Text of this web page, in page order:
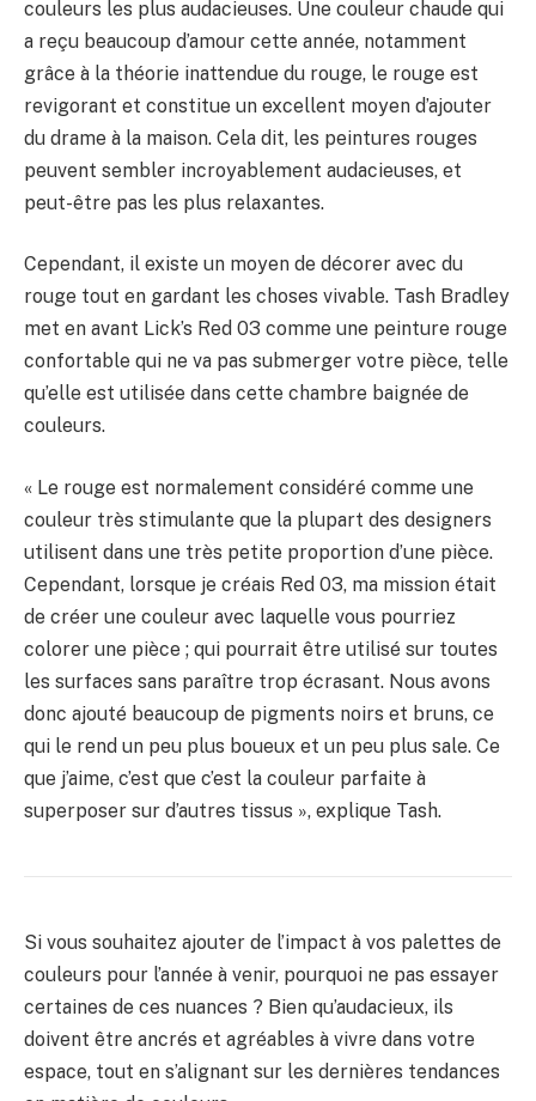
couleurs les plus audacieuses. Une couleur chaude qui
a reçu beaucoup d’amour cette année, notamment
grâce à la théorie inattendue du rouge, le rouge est
revigorant et constitue un excellent moyen d’ajouter
du drame à la maison. Cela dit, les peintures rouges
peuvent sembler incroyablement audacieuses, et
peut-être pas les plus relaxantes.
Cependant, il existe un moyen de décorer avec du
rouge tout en gardant les choses vivable. Tash Bradley
met en avant Lick’s Red 03 comme une peinture rouge
confortable qui ne va pas submerger votre pièce, telle
qu’elle est utilisée dans cette chambre baignée de
couleurs.
« Le rouge est normalement considéré comme une
couleur très stimulante que la plupart des designers
utilisent dans une très petite proportion d’une pièce.
Cependant, lorsque je créais Red 03, ma mission était
de créer une couleur avec laquelle vous pourriez
colorer une pièce ; qui pourrait être utilisé sur toutes
les surfaces sans paraître trop écrasant. Nous avons
donc ajouté beaucoup de pigments noirs et bruns, ce
qui le rend un peu plus boueux et un peu plus sale. Ce
que j’aime, c’est que c’est la couleur parfaite à
superposer sur d’autres tissus », explique Tash.
Si vous souhaitez ajouter de l’impact à vos palettes de
couleurs pour l’année à venir, pourquoi ne pas essayer
certaines de ces nuances ? Bien qu’audacieux, ils
doivent être ancrés et agréables à vivre dans votre
espace, tout en s’alignant sur les dernières tendances